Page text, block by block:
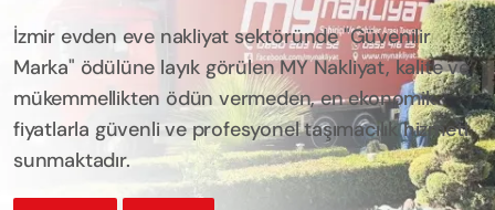
İzmir evden eve nakliyat sektöründe "Güvenilir
Marka" ödülüne layık görülen MY Nakliyat, kalite ve
mükemmellikten ödün vermeden, en ekonomik
fiyatlarla güvenli ve profesyonel taşımacılık hizmeti
sunmaktadır.